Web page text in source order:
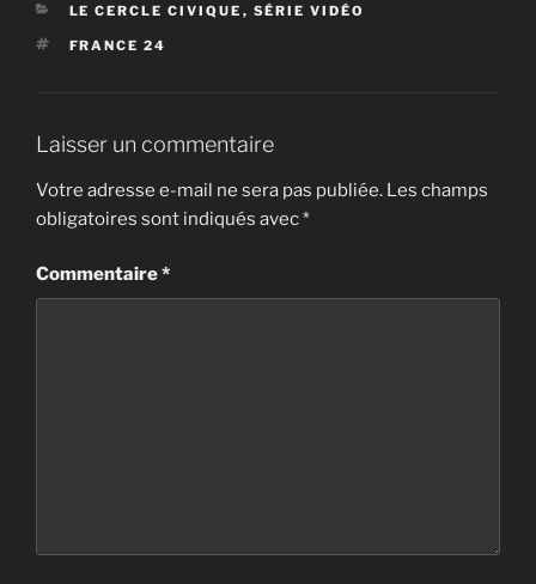
CATÉGORIES
LE CERCLE CIVIQUE , SÉRIE VIDÉO
ÉTIQUETTES
FRANCE 24
Laisser un commentaire
Votre adresse e-mail ne sera pas publiée. Les champs
obligatoires sont indiqués avec*
Commentaire*